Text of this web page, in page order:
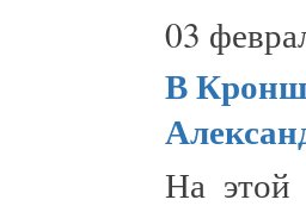
03
В
На этой